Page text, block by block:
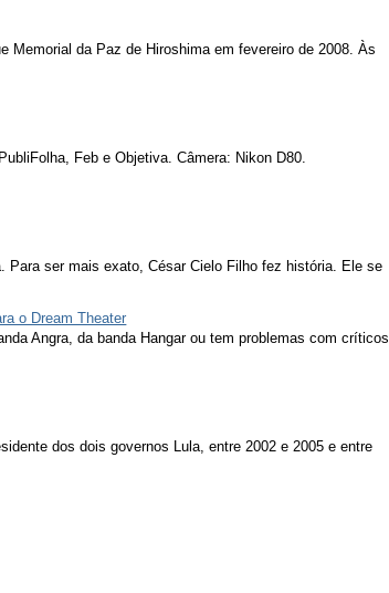
Memorial da Paz de Hiroshima em fevereiro de 2008. Às
Feb e Objetiva. Câmera: Nikon D80.
ser mais exato, César Cielo Filho fez história. Ele se
o Dream Theater
Angra, da banda Hangar ou tem problemas com críticos,
dos dois governos Lula, entre 2002 e 2005 e entre